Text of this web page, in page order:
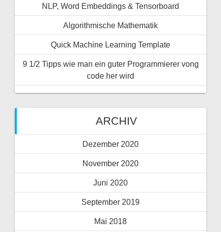
a
v
i
a
o
n
NLP, Word Embeddings & Tensorboard
Algorithmische Mathematik
Quick Machine Learning Template
9 1/2 Tipps wie man ein guter Programmierer vong
code her wird
ARCHIV
Dezember 2020
November 2020
Juni 2020
September 2019
Mai 2018